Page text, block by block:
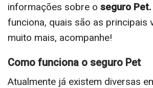
informações sobre o seguro Pet.
funciona, quais são as principais
muito mais, acompanhe!
Como funciona o seguro Pet
Atualmente já existem diversas